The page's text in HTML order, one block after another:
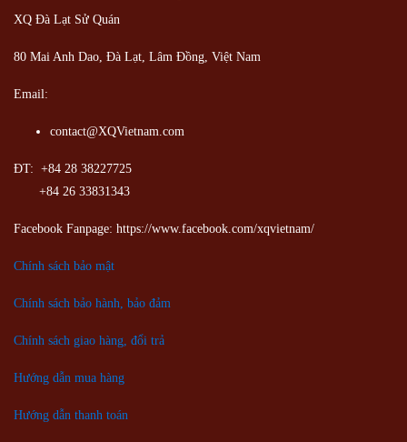
XQ Đà Lạt Sử Quán
80 Mai Anh Dao, Đà Lạt, Lâm Đồng, Việt Nam
Email:
contact@XQVietnam.com
ĐT: +84 28 38227725
+84 26 33831343
Facebook Fanpage: https://www.facebook.com/xqvietnam/
Chính sách bảo mật
Chính sách bảo hành, bảo đảm
Chính sách giao hàng, đổi trả
Hướng dẫn mua hàng
Hướng dẫn thanh toán